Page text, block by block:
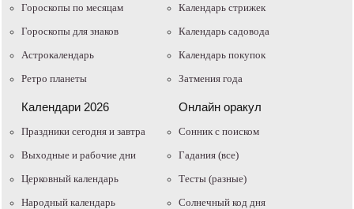
Гороскопы по месяцам
Гороскопы для знаков
Астрокалендарь
Ретро планеты
Календарь стрижек
Календарь садовода
Календарь покупок
Затмения года
Календари 2026
Праздники сегодня и завтра
Выходные и рабочие дни
Церковный календарь
Народный календарь
Онлайн оракул
Cонник с поиском
Гадания (все)
Тесты (разные)
Солнечный код дня